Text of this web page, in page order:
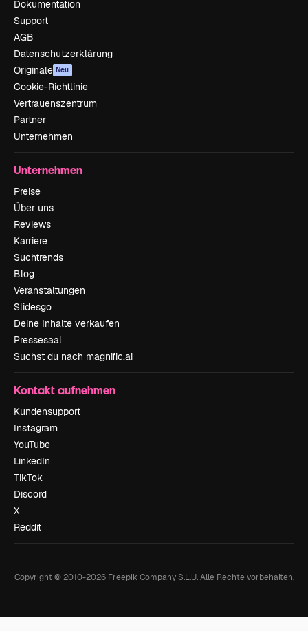
Dokumentation
Support
AGB
Datenschutzerklärung
Originale Neu
Cookie-Richtlinie
Vertrauenszentrum
Partner
Unternehmen
Unternehmen
Preise
Über uns
Reviews
Karriere
Suchtrends
Blog
Veranstaltungen
Slidesgo
Deine Inhalte verkaufen
Pressesaal
Suchst du nach magnific.ai
Kontakt aufnehmen
Kundensupport
Instagram
YouTube
LinkedIn
TikTok
Discord
X
Reddit
Copyright © 2010-2026Freepik Company S.L.U. Alle Rechte vorbehalten.